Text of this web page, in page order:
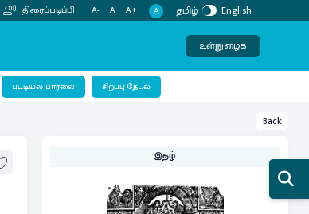
திரைப்படிப்பி A- A A+ A தமிழ் English
உள்நுழைக
பட்டியல் பார்வை சிறப்பு தேடல்
Back
இதழ்